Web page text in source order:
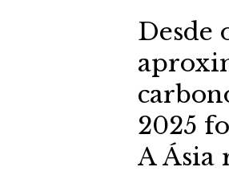
Desde
2025
A Ásia